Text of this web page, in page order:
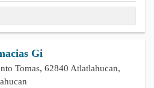
Gi
Tomas, 62840 Atlatlahucan,